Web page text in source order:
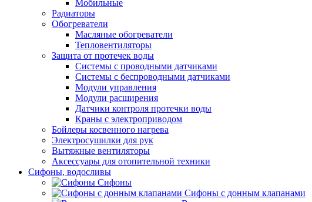
Мобильные
Радиаторы
Обогреватели
Масляные обогреватели
Тепловентиляторы
Защита от протечек воды
Системы с проводными датчиками
Системы с беспроводными датчиками
Модули управления
Модули расширения
Датчики контроля протечки воды
Краны с электроприводом
Бойлеры косвенного нагрева
Электросушилки для рук
Вытяжные вентиляторы
Аксессуары для отопительной техники
Сифоны, водосливы
Сифоны
Сифоны с донным клапанами